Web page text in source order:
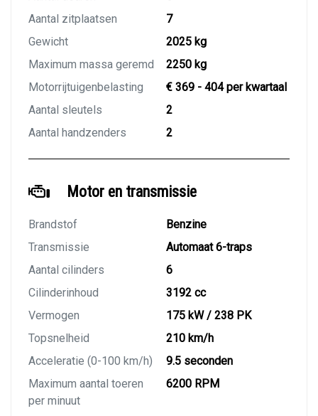
Aantal zitplaatsen
7
Gewicht
2025 kg
Maximum massa geremd
2250 kg
Motorrijtuigenbelasting
€ 369 - 404 per kwartaal
Aantal sleutels
2
Aantal handzenders
2
Motor en transmissie
Brandstof
Benzine
Transmissie
Automaat 6-traps
Aantal cilinders
6
Cilinderinhoud
3192 cc
Vermogen
175 kW / 238 PK
Topsnelheid
210 km/h
Acceleratie (0-100 km/h)
9.5 seconden
Maximum aantal toeren
per minuut
6200 RPM